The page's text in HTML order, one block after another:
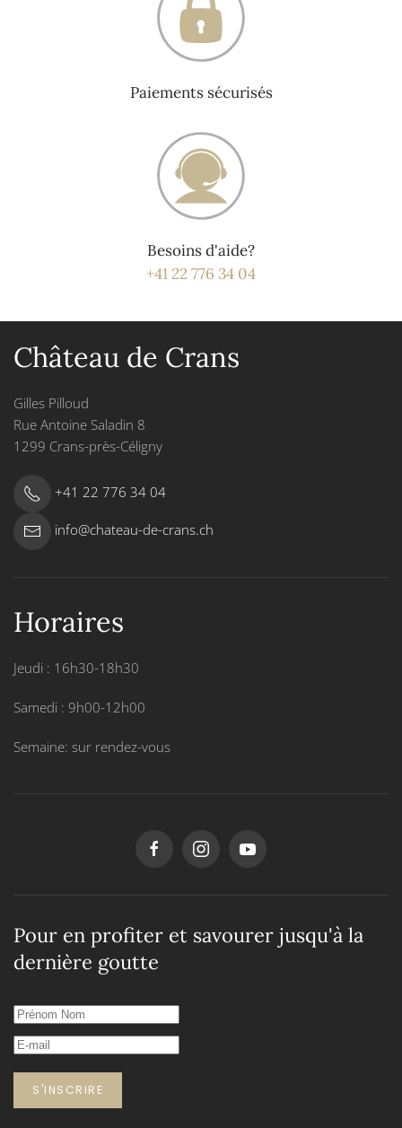
Paiements sécurisés
Besoins d'aide?
+41 22 776 34 04
Château de Crans
Gilles Pilloud
Rue Antoine Saladin 8
1299 Crans-près-Céligny
+41 22 776 34 04
info@chateau-de-crans.ch
Horaires
Jeudi : 16h30-18h30
Samedi : 9h00-12h00
Semaine: sur rendez-vous
Pour en profiter et savourer jusqu'à la
dernière goutte
S'INSCRIRE